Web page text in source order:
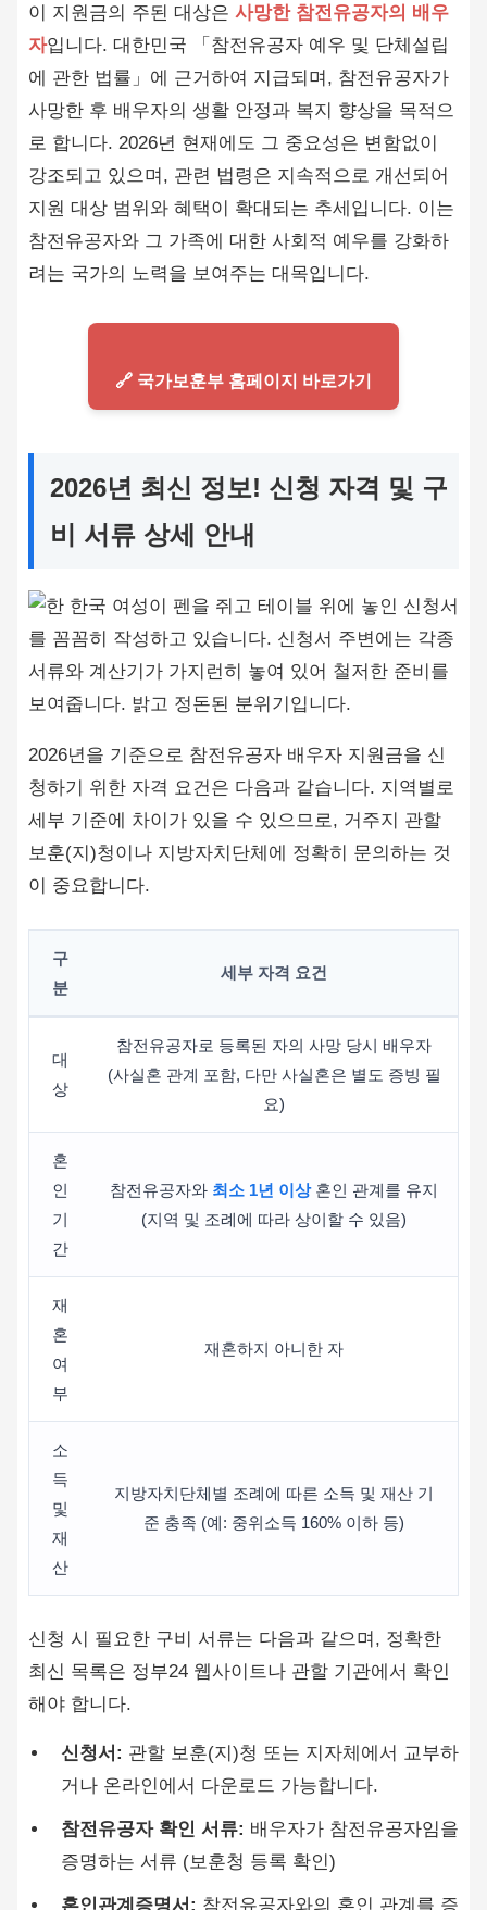
이 지원금의 주된 대상은 사망한 참전유공자의 배우
자입니다. 대한민국 「참전유공자 예우 및 단체설립
에 관한 법률」에 근거하여 지급되며, 참전유공자가
사망한 후 배우자의 생활 안정과 복지 향상을 목적으
로 합니다. 2026년 현재에도 그 중요성은 변함없이
강조되고 있으며, 관련 법령은 지속적으로 개선되어
지원 대상 범위와 혜택이 확대되는 추세입니다. 이는
참전유공자와 그 가족에 대한 사회적 예우를 강화하
려는 국가의 노력을 보여주는 대목입니다.
🔗 국가보훈부 홈페이지 바로가기
2026년 최신 정보! 신청 자격 및 구
비 서류 상세 안내
2026년을 기준으로 참전유공자 배우자 지원금을 신
청하기 위한 자격 요건은 다음과 같습니다. 지역별로
세부 기준에 차이가 있을 수 있으므로, 거주지 관할
보훈(지)청이나 지방자치단체에 정확히 문의하는 것
이 중요합니다.
구
분
세부 자격 요건
대
상
참전유공자로 등록된 자의 사망 당시 배우자
(사실혼 관계 포함, 다만 사실혼은 별도 증빙 필
요)
혼
인
기
간
참전유공자와 최소 1년 이상혼인 관계를 유지
(지역 및 조례에 따라 상이할 수 있음)
재
혼
여
부
재혼하지 아니한 자
소
득
및
재
산
지방자치단체별 조례에 따른 소득 및 재산 기
준 충족 (예: 중위소득 160% 이하 등)
신청 시 필요한 구비 서류는 다음과 같으며, 정확한
최신 목록은 정부24 웹사이트나 관할 기관에서 확인
해야 합니다.
신청서: 관할 보훈(지)청 또는 지자체에서 교부하
거나 온라인에서 다운로드 가능합니다.
참전유공자 확인 서류: 배우자가 참전유공자임을
증명하는 서류 (보훈청 등록 확인)
혼인관계증명서: 참전유공자와의 혼인 관계를 증